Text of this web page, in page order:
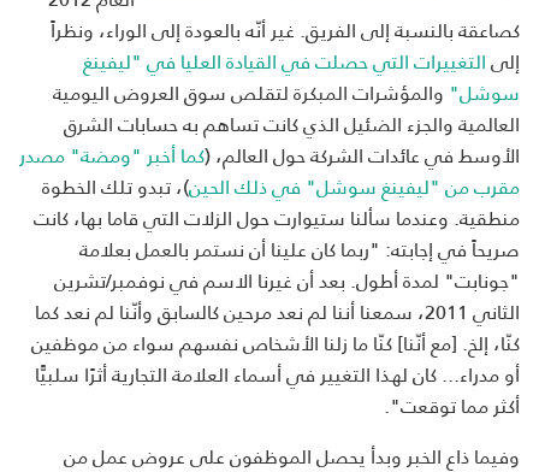
كصاعقة بالنسبة إلى الفريق. غير أنّه بالعودة إلى الوراء، ونظراً
إلىالتغييرات التي حصلت في القيادة العليا في "ليفينغ
سوشل" والمؤشرات المبكرة لتقلص سوق العروض اليومية
العالمية والجزء الضئيل الذي كانت تساهم به حسابات الشرق
الأوسط في عائدات الشركة حول العالم، (كما أخبر "ومضة" مصدر
مقرب من "ليفينغ سوشل" في ذلك الحين)، تبدو تلك الخطوة
منطقية. وعندما سألنا ستيوارت حول الزلات التي قاما بها، كانت
صريحاً في إجابته: "ربما كان علينا أن نستمر بالعمل بعلامة
"جونابت" لمدة أطول. بعد أن غيرنا الاسم في نوفمبر/تشرين
الثاني 2011، سمعنا أننا لم نعد مرحين كالسابق وأنّنا لم نعد كما
كنّا، إلخ. [مع أنّنا] كنّا ما زلنا الأشخاص نفسهم سواء من موظفين
أو مدراء... كان لهذا التغيير في أسماء العلامة التجارية أثرًا سلبيًّا
أكثر مما توقعت".
وفيما ذاع الخبر وبدأ يحصل الموظفون على عروض عمل من